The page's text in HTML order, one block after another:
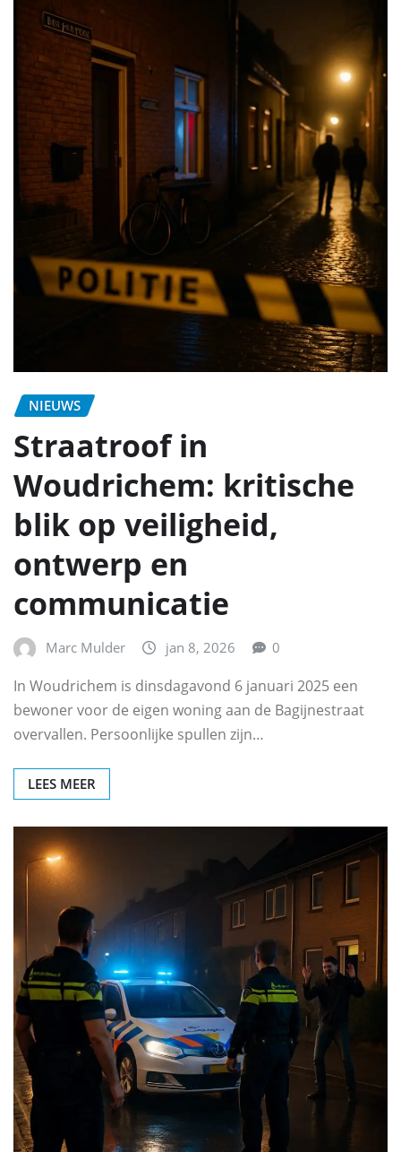
NIEUWS
Straatroof in
Woudrichem: kritische
blik op veiligheid,
ontwerp en
communicatie
Marc Mulder jan 8, 2026 0
In Woudrichem is dinsdagavond 6 januari 2025 een
bewoner voor de eigen woning aan de Bagijnestraat
overvallen. Persoonlijke spullen zijn…
LEES MEER